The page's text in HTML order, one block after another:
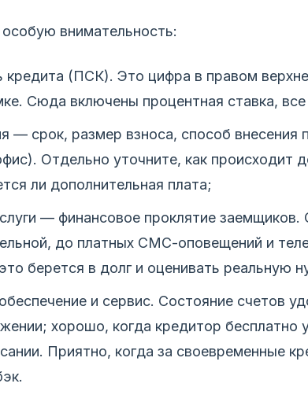
внимательность:
кредита (ПСК). Это цифра в правом
Сюда включены процентная ставка,
— срок, размер взноса, способ внесения
Отдельно уточните, как происходит
ли дополнительная плата;
— финансовое проклятие заемщиков.
до платных СМС-оповещений и
берется в долг и оценивать реальную
и сервис. Состояние счетов
хорошо, когда кредитор бесплатно
Приятно, когда за своевременные